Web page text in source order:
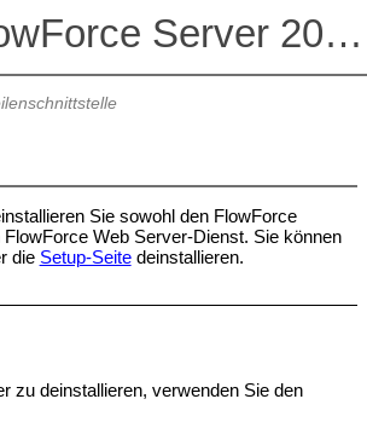
Altova FlowForce Server 2026 Advanced Edition
Sie sowohl den FlowForce
Web Server-Dienst. Sie können
die Setup-Seitedeinstallieren.
zu deinstallieren, verwenden Sie den